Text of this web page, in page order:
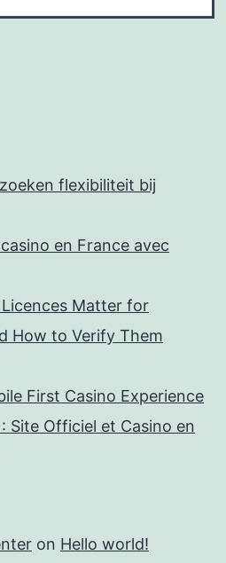
flexibiliteit bij
en France avec
Matter for
How to Verify Them
First Casino Experience
Site Officiel et Casino en
on Hello world!